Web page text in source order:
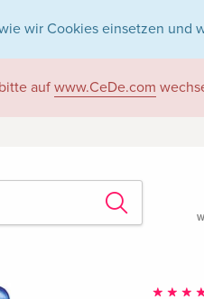
wir Cookies einsetzen und
auf www.CeDe.com